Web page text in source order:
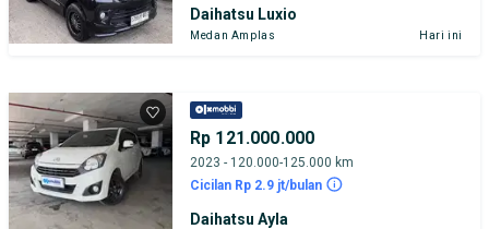
Daihatsu Luxio
Medan Amplas Hari ini
Rp 121.000.000
2023 - 120.000-125.000 km
Cicilan Rp 2.9 jt/bulan
Daihatsu Ayla